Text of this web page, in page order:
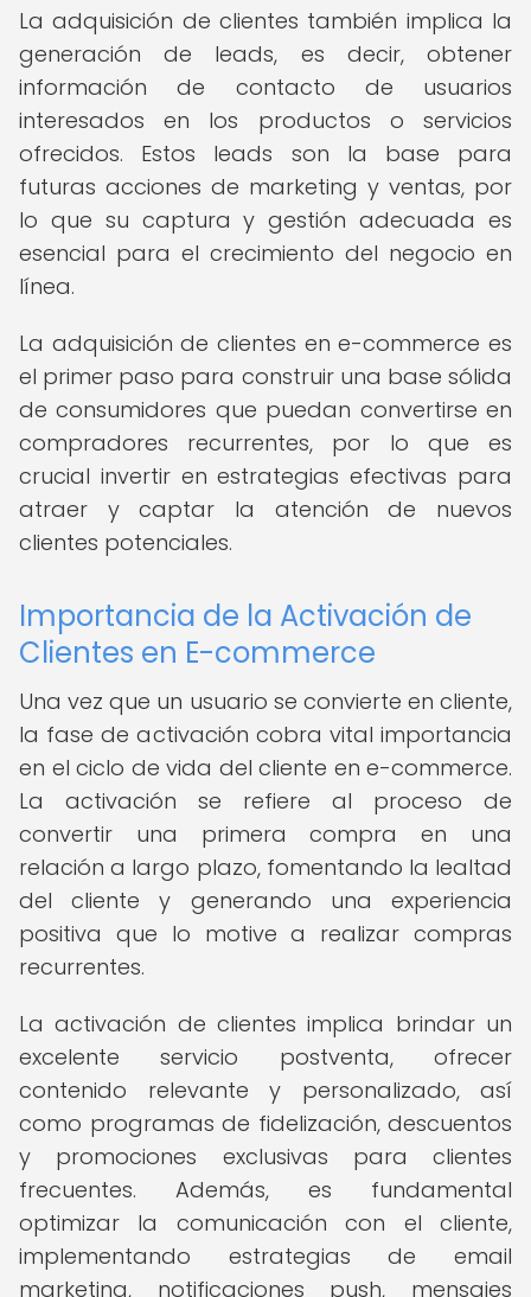
La adquisición de clientes también implica la
generación de leads, es decir, obtener
información de contacto de usuarios
interesados en los productos o servicios
ofrecidos. Estos leads son la base para
futuras acciones de marketing y ventas, por
lo que su captura y gestión adecuada es
esencial para el crecimiento del negocio en
línea.
La adquisición de clientes en e-commerce es
el primer paso para construir una base sólida
de consumidores que puedan convertirse en
compradores recurrentes, por lo que es
crucial invertir en estrategias efectivas para
atraer y captar la atención de nuevos
clientes potenciales.
Importancia de la Activación de
Clientes en E-commerce
Una vez que un usuario se convierte en cliente,
la fase de activación cobra vital importancia
en el ciclo de vida del cliente en e-commerce.
La activación se refiere al proceso de
convertir una primera compra en una
relación a largo plazo, fomentando la lealtad
del cliente y generando una experiencia
positiva que lo motive a realizar compras
recurrentes.
La activación de clientes implica brindar un
excelente servicio postventa, ofrecer
contenido relevante y personalizado, así
como programas de fidelización, descuentos
y promociones exclusivas para clientes
frecuentes. Además, es fundamental
optimizar la comunicación con el cliente,
implementando estrategias de email
marketing, notificaciones push, mensajes